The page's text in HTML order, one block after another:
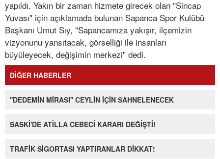
yapıldı. Yakın bir zaman hizmete girecek olan "Sincap
Yuvası" için açıklamada bulunan Sapanca Spor Kulübü
Başkanı Umut Sıy, "Sapancamıza yakışır, ilçemizin
vizyonunu yansıtacak, görselliği ile insanları
büyüleyecek, değişimin merkezi" dedi.
DİĞER HABERLER
''DEDEMİN MİRASI'' CEYLİN İÇİN SAHNELENECEK
SASKİ'DE ATİLLA CEBECİ KARARI DEĞİŞTİ!
TRAFİK SİGORTASI YAPTIRANLAR DİKKAT!